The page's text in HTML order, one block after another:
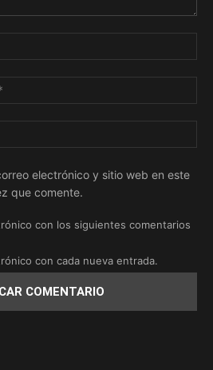
electrónico y sitio web en este
que comente.
con los siguientes comentarios
con cada nueva entrada.